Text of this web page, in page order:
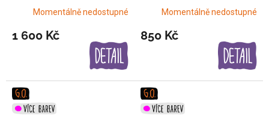
balení
Momentálně nedostupné
1 600 Kč
Momentálně nedostupné
850 Kč